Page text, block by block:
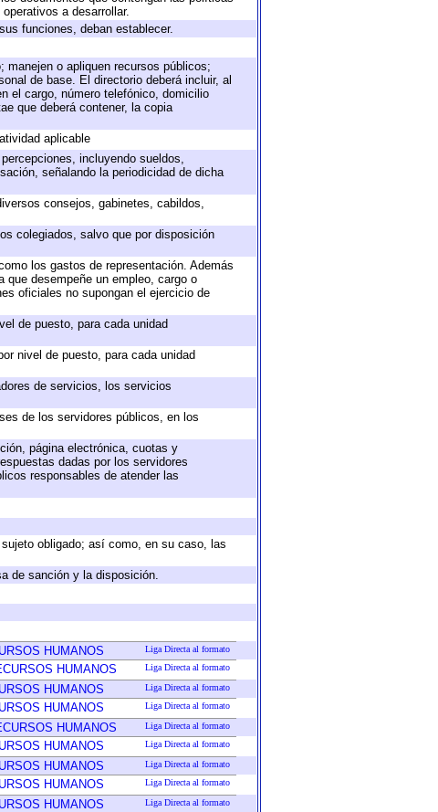
a desarrollar.
funciones, deban establecer.
o apliquen recursos públicos;
de base. El directorio deberá incluir, al
el cargo, número telefónico, domicilio
que deberá contener, la copia
aplicable
incluyendo sueldos,
señalando la periodicidad de dicha
consejos, gabinetes, cabildos,
colegiados, salvo que por disposición
los gastos de representación. Además
desempeñe un empleo, cargo o
oficiales no supongan el ejercicio de
de puesto, para cada unidad
nivel de puesto, para cada unidad
de servicios, los servicios
de los servidores públicos, en los
página electrónica, cuotas y
dadas por los servidores
responsables de atender las
obligado; así como, en su caso, las
de sanción y la disposición.
HUMANOS Liga Directa al formato
HUMANOS Liga Directa al formato
HUMANOS Liga Directa al formato
HUMANOS Liga Directa al formato
HUMANOS Liga Directa al formato
HUMANOS Liga Directa al formato
HUMANOS Liga Directa al formato
HUMANOS Liga Directa al formato
HUMANOS Liga Directa al formato